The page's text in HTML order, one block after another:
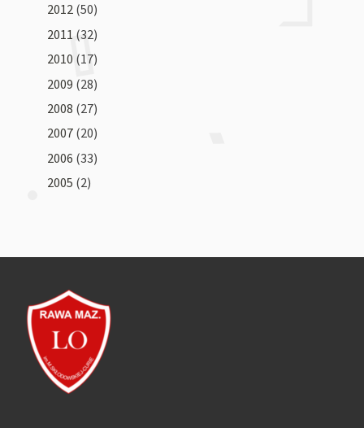
2012 (50)
2011 (32)
2010 (17)
2009 (28)
2008 (27)
2007 (20)
2006 (33)
2005 (2)